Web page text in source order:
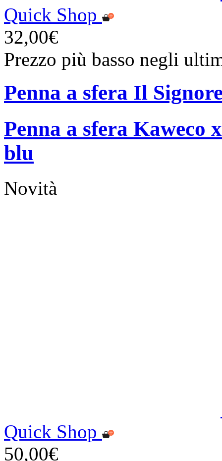
Quick Shop
32,00€
Prezzo più basso negli
Penna a sfera Il
Penna a sfera Kaweco
blu
Novità
Quick Shop
50,00€